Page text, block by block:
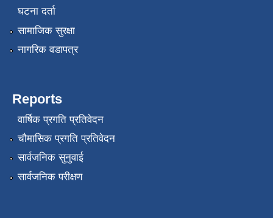
घटना दर्ता
सामाजिक सुरक्षा
नागरिक वडापत्र
Reports
वार्षिक प्रगति प्रतिवेदन
चौमासिक प्रगति प्रतिवेदन
सार्वजनिक सुनुवाई
सार्वजनिक परीक्षण